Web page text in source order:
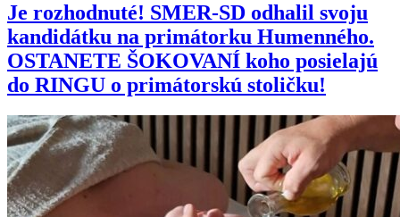
Je rozhodnuté! SMER-SD odhalil svoju
kandidátku na primátorku Humenného.
OSTANETE ŠOKOVANÍ koho posielajú
do RINGU o primátorskú stoličku!